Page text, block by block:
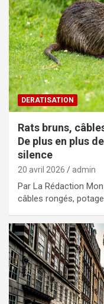
DERATISATION
Rats bruns,
De plus en plus
silence
20 avril 2026 admin
Par La Rédaction
câbles rongés,